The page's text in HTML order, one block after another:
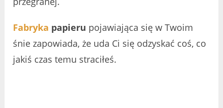
Fabryka papieru pojawiająca się w Twoim
śnie zapowiada, że uda Ci się odzyskać coś, co
jakiś czas temu straciłeś.